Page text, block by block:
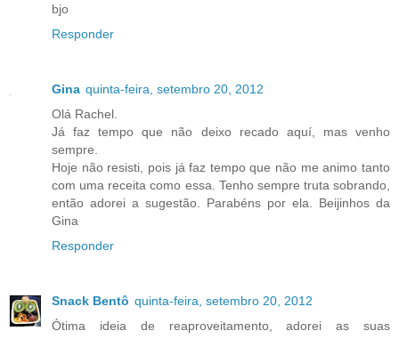
bjo
Responder
Gina quinta-feira, setembro 20, 2012
Olá Rachel.
Já faz tempo que não deixo recado aquí, mas venho
sempre.
Hoje não resisti, pois já faz tempo que não me animo tanto
com uma receita como essa. Tenho sempre truta sobrando,
então adorei a sugestão. Parabéns por ela. Beijinhos da
Gina
Responder
Snack Bentô quinta-feira, setembro 20, 2012
Ótima ideia de reaproveitamento, adorei as suas